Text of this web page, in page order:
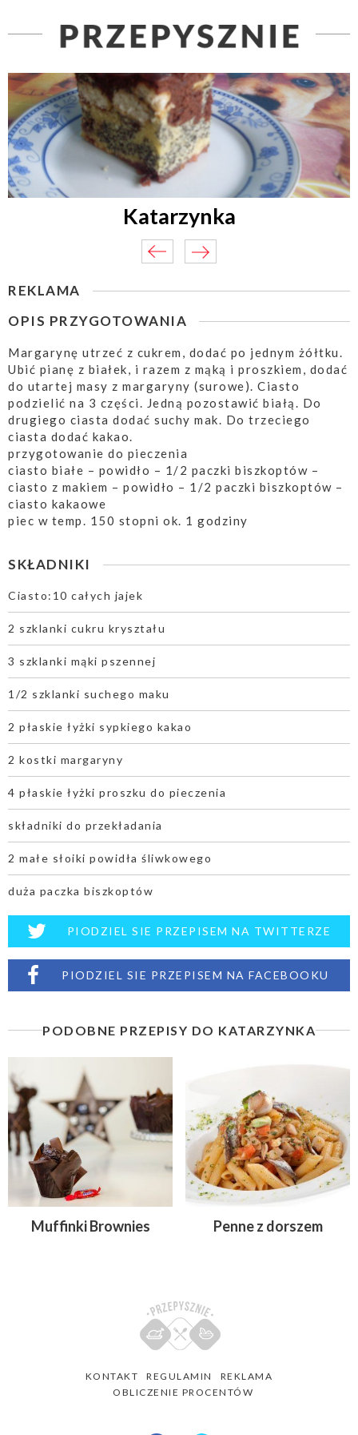
Katarzynka
REKLAMA
OPIS PRZYGOTOWANIA
Margarynę utrzeć z cukrem, dodać po jednym żółtku.
Ubić pianę z białek, i razem z mąką i proszkiem, dodać
do utartej masy z margaryny (surowe). Ciasto
podzielić na 3 części. Jedną pozostawić białą. Do
drugiego ciasta dodać suchy mak. Do trzeciego
ciasta dodać kakao.
przygotowanie do pieczenia
ciasto białe – powidło – 1/2 paczki biszkoptów –
ciasto z makiem – powidło – 1/2 paczki biszkoptów –
ciasto kakaowe
piec w temp. 150 stopni ok. 1 godziny
SKŁADNIKI
Ciasto:10 całych jajek
2 szklanki cukru kryształu
3 szklanki mąki pszennej
1/2 szklanki suchego maku
2 płaskie łyżki sypkiego kakao
2 kostki margaryny
4 płaskie łyżki proszku do pieczenia
składniki do przekładania
2 małe słoiki powidła śliwkowego
duża paczka biszkoptów
PIODZIEL SIE PRZEPISEM NA TWITTERZE
PIODZIEL SIE PRZEPISEM NA FACEBOOKU
PODOBNE PRZEPISY DO KATARZYNKA
Muffinki Brownies Penne z dorszem
KONTAKT REGULAMIN
REKLAMA
OBLICZENIE PROCENTÓW